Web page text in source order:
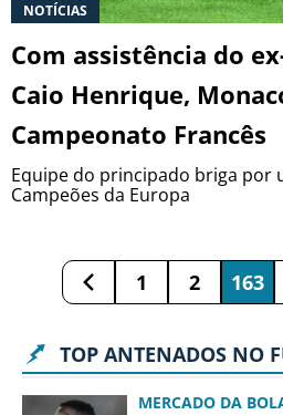
NOTÍCIAS
Com assistência do
Caio Henrique,
Campeonato Francês
Equipe do principado briga por
Campeões da Europa
1 2 163
TOP ANTENADOS NO
MERCADO DA